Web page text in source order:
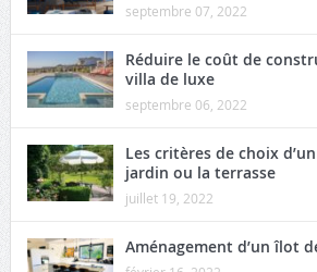
septembre 07, 2022
Réduire le coût de
villa de luxe
septembre 06, 2022
Les critères de choix
jardin ou la terrasse
juillet 19, 2022
Aménagement d’un îlot